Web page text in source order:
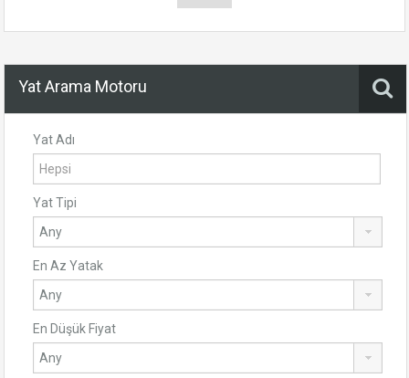
Yat Arama Motoru
Yat Adı
Yat Tipi
En Az Yatak
En Düşük Fiyat